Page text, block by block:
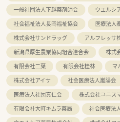
一般社団法人下越薬剤師会
ウエルシ
社会福祉法人長岡福祉協会
医療法人
株式会社サンドラッグ
アルフレッサ
新潟県厚生農業協同組合連合会
株式
有限会社二葉
有限会社桂林
マ
株式会社アイサ
社会医療法人嵐陽会
医療法人社団真仁会
株式会社ユニス
有限会社大町キムラ薬局
社会医療法